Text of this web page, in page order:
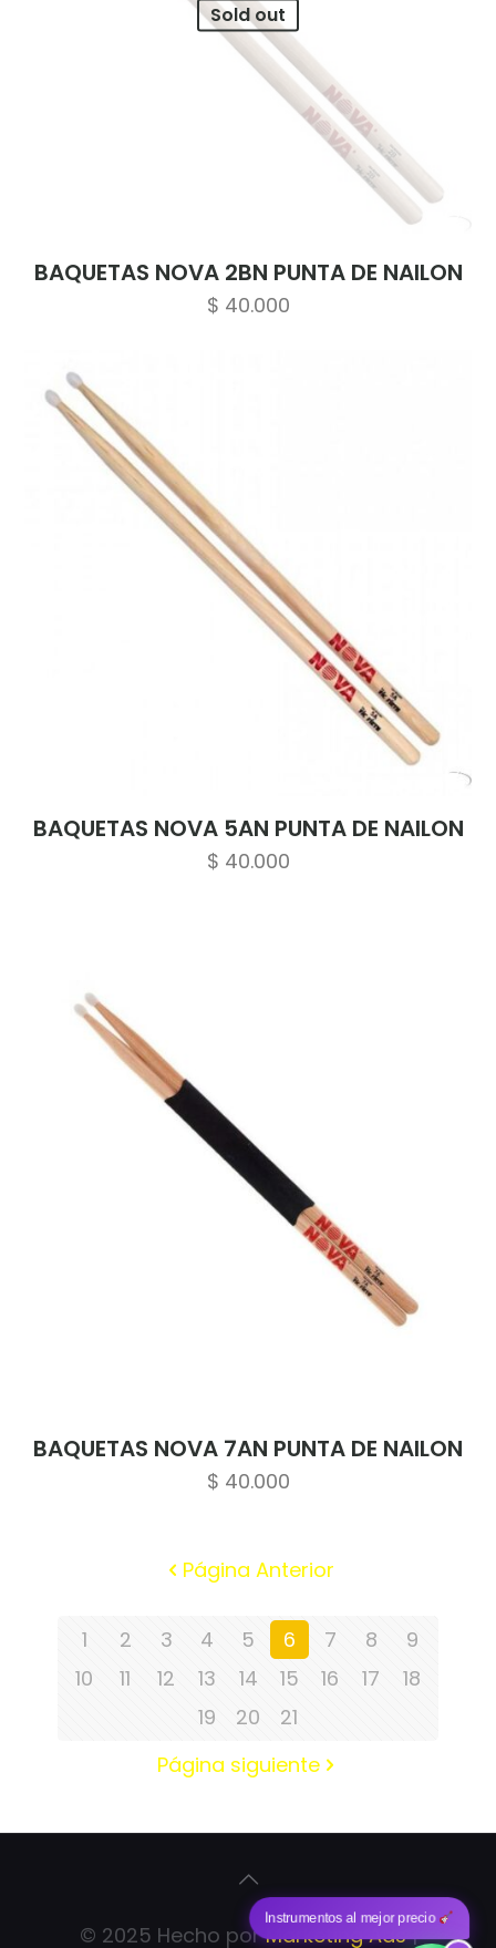
Sold out
BAQUETAS NOVA 2BN PUNTA DE NAILON
$ 40.000
BAQUETAS NOVA 5AN PUNTA DE NAILON
$ 40.000
BAQUETAS NOVA 7AN PUNTA DE NAILON
$ 40.000
Página Anterior
1 2 3 4 5 6 7 8
9
10
11 12 13 14 15 16 17
18
19
20
21
Página siguiente
Instrumentos al mejor precio
© 2025 Hecho porMarketing Ads|